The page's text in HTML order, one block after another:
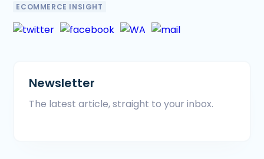
ECOMMERCE INSIGHT
Newsletter
The latest article, straight to your inbox.